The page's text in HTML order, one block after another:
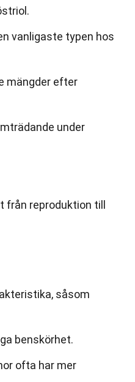
vanligaste typen hos
mängder efter
under
från reproduktion till
såsom
benskörhet.
ofta har mer